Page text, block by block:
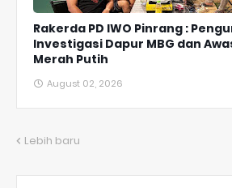
Rakerda PD IWO Pinrang :
Investigasi Dapur MBG dan
Merah Putih
August 02, 2026
Lebih baru